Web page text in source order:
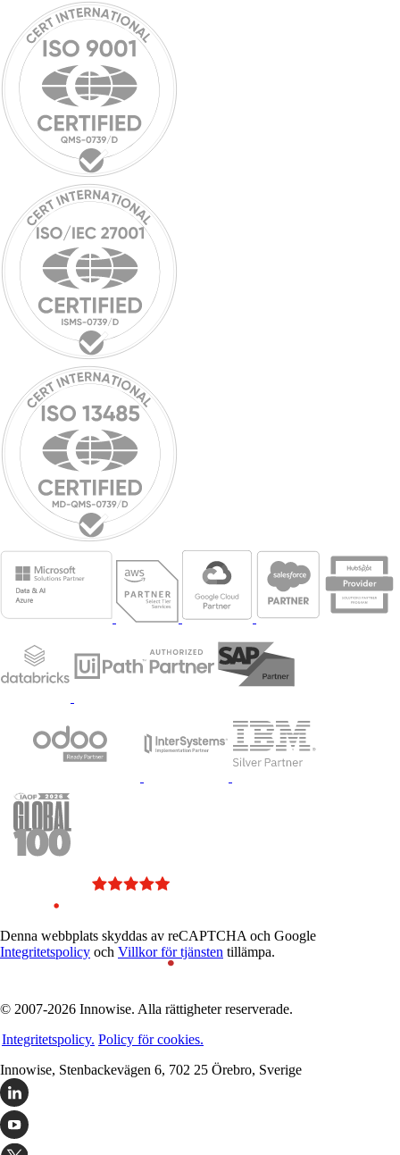
Denna webbplats skyddas av reCAPTCHA och Google
Integritetspolicy och Villkor för tjänsten tillämpa.
© 2007-2026 Innowise. Alla rättigheter reserverade.
Integritetspolicy. Policy för cookies.
Innowise, Stenbackevägen 6, 702 25 Örebro, Sverige